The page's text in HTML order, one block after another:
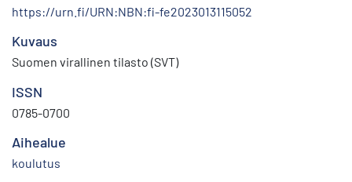
https://urn.fi/URN:NBN:fi-fe2023013115052
Kuvaus
Suomen virallinen tilasto (SVT)
ISSN
0785-0700
Aihealue
koulutus